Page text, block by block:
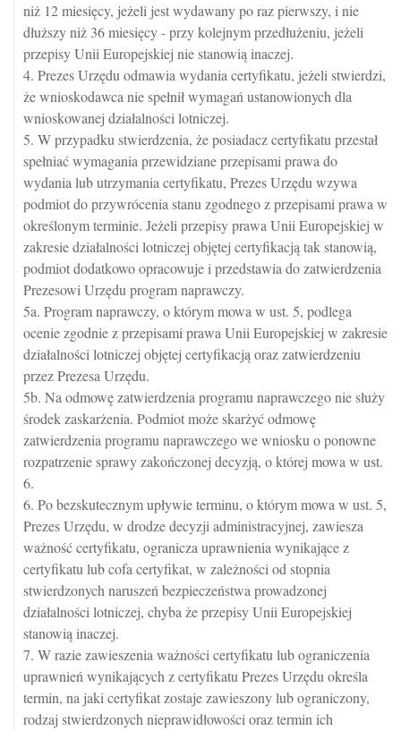
niż 12 miesięcy, jeżeli jest wydawany po raz pierwszy, i nie
dłuższy niż 36 miesięcy - przy kolejnym przedłużeniu, jeżeli
przepisy Unii Europejskiej nie stanowią inaczej.
4. Prezes Urzędu odmawia wydania certyfikatu, jeżeli stwierdzi,
że wnioskodawca nie spełnił wymagań ustanowionych dla
wnioskowanej działalności lotniczej.
5. W przypadku stwierdzenia, że posiadacz certyfikatu przestał
spełniać wymagania przewidziane przepisami prawa do
wydania lub utrzymania certyfikatu, Prezes Urzędu wzywa
podmiot do przywrócenia stanu zgodnego z przepisami prawa w
określonym terminie. Jeżeli przepisy prawa Unii Europejskiej w
zakresie działalności lotniczej objętej certyfikacją tak stanowią,
podmiot dodatkowo opracowuje i przedstawia do zatwierdzenia
Prezesowi Urzędu program naprawczy.
5a. Program naprawczy, o którym mowa w ust. 5, podlega
ocenie zgodnie z przepisami prawa Unii Europejskiej w zakresie
działalności lotniczej objętej certyfikacją oraz zatwierdzeniu
przez Prezesa Urzędu.
5b. Na odmowę zatwierdzenia programu naprawczego nie służy
środek zaskarżenia. Podmiot może skarżyć odmowę
zatwierdzenia programu naprawczego we wniosku o ponowne
rozpatrzenie sprawy zakończonej decyzją, o której mowa w ust.
6.
6. Po bezskutecznym upływie terminu, o którym mowa w ust. 5,
Prezes Urzędu, w drodze decyzji administracyjnej, zawiesza
ważność certyfikatu, ogranicza uprawnienia wynikające z
certyfikatu lub cofa certyfikat, w zależności od stopnia
stwierdzonych naruszeń bezpieczeństwa prowadzonej
działalności lotniczej, chyba że przepisy Unii Europejskiej
stanowią inaczej.
7. W razie zawieszenia ważności certyfikatu lub ograniczenia
uprawnień wynikających z certyfikatu Prezes Urzędu określa
termin, na jaki certyfikat zostaje zawieszony lub ograniczony,
rodzaj stwierdzonych nieprawidłowości oraz termin ich